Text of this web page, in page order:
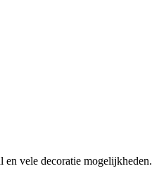
en vele decoratie mogelijkheden.